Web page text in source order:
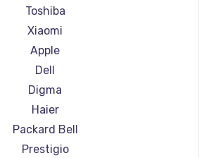
ноутбуков Panasonic
ноутбуков Irbis
ноутбуков Thunderobot
ноутбуков Hasee
ноутбуков ZTE
ноутбуков Hiper
ноутбуков Evga
ноутбуков Google
Toshiba
Xiaomi
Apple
Dell
Digma
Haier
Packard Bell
Prestigio